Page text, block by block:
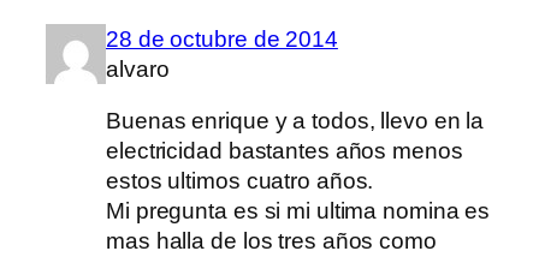
28 de octubre de 2014
alvaro
Buenas enrique y a todos, llevo en la
electricidad bastantes años menos
estos ultimos cuatro años.
Mi pregunta es si mi ultima nomina es
mas halla de los tres años como